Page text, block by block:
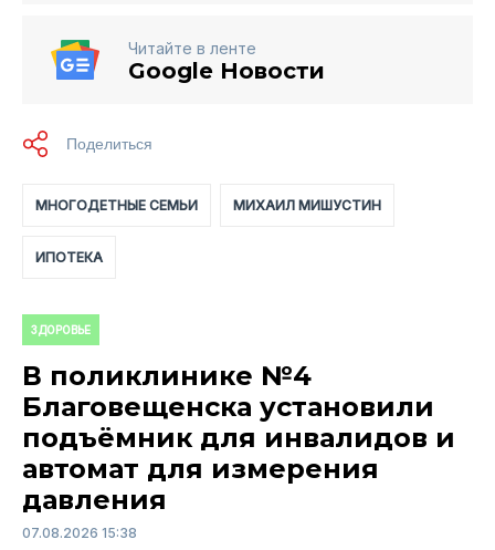
Читайте в ленте
Google Новости
МНОГОДЕТНЫЕ СЕМЬИ МИХАИЛ МИШУСТИН
ИПОТЕКА
ЗДОРОВЬЕ
В поликлинике №4
Благовещенска установили
подъёмник для инвалидов и
автомат для измерения
давления
07.08.2026 15:38